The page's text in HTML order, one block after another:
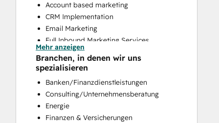
Account based marketing
CRM Implementation
Email Marketing
Full Inbound Marketing Services
HubSpot Onboarding
Paid Advertising
Sales Enablement
Social Media
Video Production
Mehr anzeigen
Branchen, in denen wir uns
spezialisieren
Banken/Finanzdienstleistungen
Consulting/Unternehmensberatung
Energie
Finanzen & Versicherungen